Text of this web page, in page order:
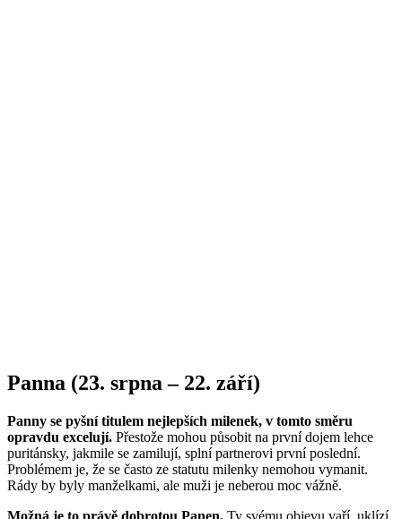
Panna (23. srpna – 22. září)
Panny se pyšní titulem nejlepších milenek, v tomto směru
opravdu excelují. Přestože mohou působit na první dojem lehce
puritánsky, jakmile se zamilují, splní partnerovi první poslední.
Problémem je, že se často ze statutu milenky nemohou vymanit.
Rády by byly manželkami, ale muži je neberou moc vážně.
Možná je to právě dobrotou Panen. Ty svému objevu vaří, uklízí,